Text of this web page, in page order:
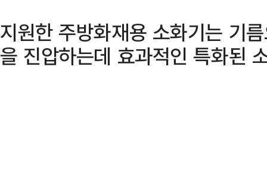
지원한 주방화재용 소화기는 기
을 진압하는데 효과적인 특화된